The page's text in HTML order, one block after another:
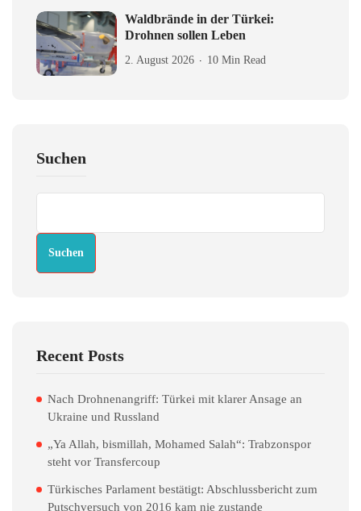
Waldbrände in der Türkei:
Drohnen sollen Leben
2. August 2026 10 Min Read
Suchen
Suchen
Recent Posts
Nach Drohnenangriff: Türkei mit klarer Ansage an
Ukraine und Russland
„Ya Allah, bismillah, Mohamed Salah“: Trabzonspor
steht vor Transfercoup
Türkisches Parlament bestätigt: Abschlussbericht zum
Putschversuch von 2016 kam nie zustande